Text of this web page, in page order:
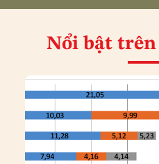
Nổi bật trên